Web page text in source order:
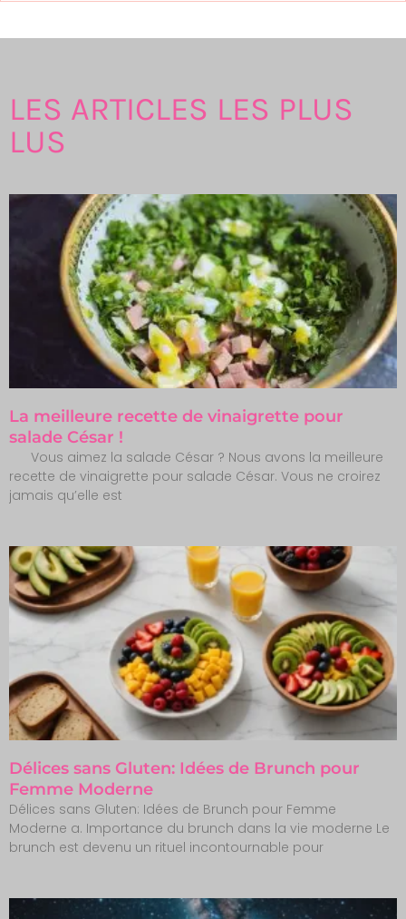
LES ARTICLES LES PLUS
LUS
La meilleure recette de vinaigrette pour
salade César !
Vous aimez la salade César ? Nous avons la meilleure
recette de vinaigrette pour salade César. Vous ne croirez
jamais qu’elle est
Délices sans Gluten: Idées de Brunch pour
Femme Moderne
Délices sans Gluten: Idées de Brunch pour Femme
Moderne a. Importance du brunch dans la vie moderne Le
brunch est devenu un rituel incontournable pour